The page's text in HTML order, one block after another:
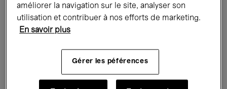
Expositions Films Performances
Rencontres & Débats
Musique classique Global Music
Musique électronique
améliorer la navigation sur le site, analyser son
utilisation et contribuer à nos efforts de marketing.
En savoir plus
Gérer les péférences